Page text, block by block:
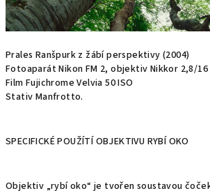
Prales Ranšpurk z žábí perspektivy (2004)
Fotoaparát Nikon FM 2, objektiv Nikkor 2,8/
Film Fujichrome Velvia 50 ISO
Stativ Manfrotto.
SPECIFICKÉ POUŽÍTÍ OBJEKTIVU RYBÍ OKO
Objektiv „rybí oko“ je tvořen soustavou